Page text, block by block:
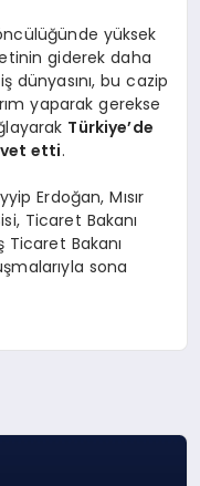
yüksek
giderek daha
dünyasını, bu cazip
yaparak gerekse
Türkiye’de
etti.
Erdoğan, Mısır
Ticaret Bakanı
Ticaret Bakanı
sona